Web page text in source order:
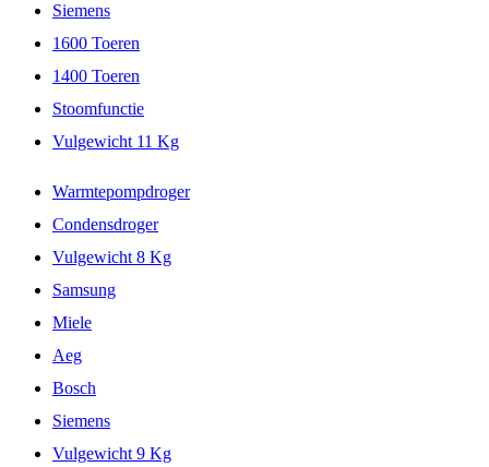
Siemens
1600 Toeren
1400 Toeren
Stoomfunctie
Vulgewicht 11 Kg
Warmtepompdroger
Condensdroger
Vulgewicht 8 Kg
Samsung
Miele
Aeg
Bosch
Siemens
Vulgewicht 9 Kg